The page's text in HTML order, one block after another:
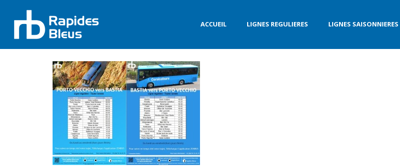
ACCUEIL LIGNES REGULIERES LIGNES SAISONNIERES